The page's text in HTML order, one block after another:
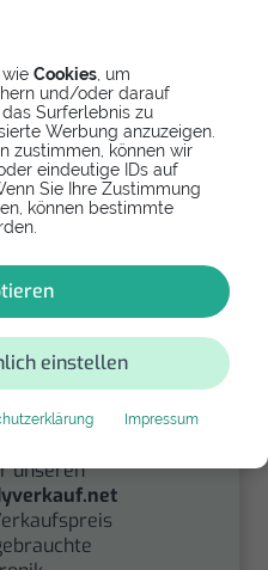
Cookies , um
und/oder darauf
Surferlebnis zu
Werbung anzuzeigen.
zustimmen, können wir
eindeutige IDs auf
Sie Ihre Zustimmung
können bestimmte
einstellen
Impressum
Gerät über
Zweck.
unseren